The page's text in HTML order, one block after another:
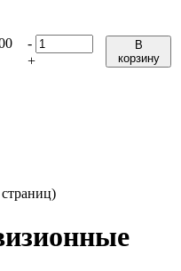
-
+
В
корзину